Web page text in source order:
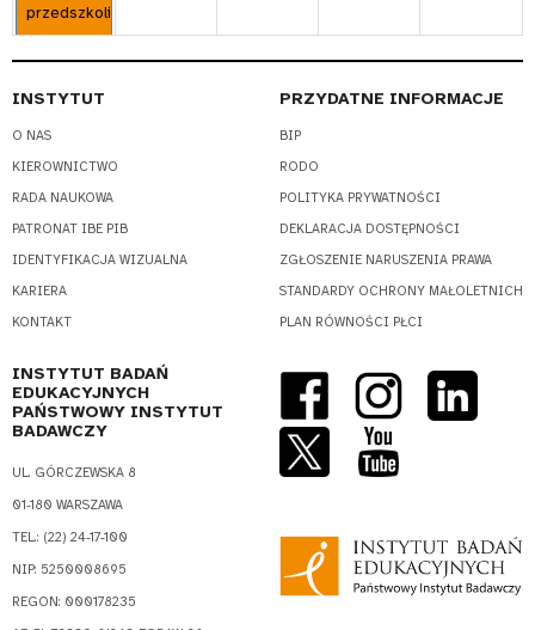
przedszkoli:
"Łączymy.
Tworzenie
spójnych i
uczenia
się i
rozwoju"
Cykl
"Łączymy.
Tworzenie
spójnych i
środowisk
uczenia
się i
24
INSTYTUT
O NAS
KIEROWNICTWO
RADA NAUKOWA
PATRONAT IBE PIB
IDENTYFIKACJA WIZUALNA
KARIERA
KONTAKT
PRZYDATNE INFORMACJE
BIP
RODO
POLITYKA PRYWATNOŚCI
DEKLARACJA DOSTĘPNOŚCI
ZGŁOSZENIE NARUSZENIA PRAWA
STANDARDY OCHRONY MAŁOLETNICH
PLAN RÓWNOŚCI PŁCI
INSTYTUT BADAŃ
EDUKACYJNYCH
PAŃSTWOWY INSTYTUT
BADAWCZY
UL. GÓRCZEWSKA 8
01-180 WARSZAWA
TEL.: (22) 24-17-100
NIP: 5250008695
REGON: 000178235